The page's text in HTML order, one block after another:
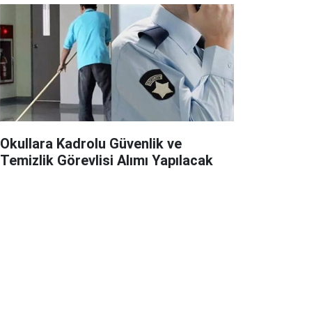
Okullara Kadrolu Güvenlik ve
Temizlik Görevlisi Alımı Yapılacak